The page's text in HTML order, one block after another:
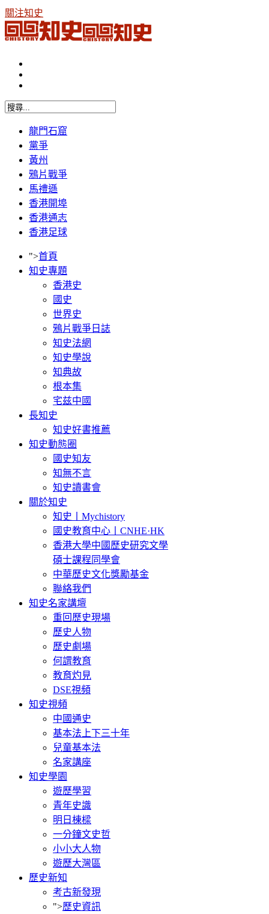
關注知史
龍門石窟
黨爭
黃州
鴉片戰爭
馬禮遜
香港開埠
香港通志
香港足球
">首頁
知史專題
香港史
國史
世界史
鴉片戰爭日誌
知史法網
知史學說
知典故
根本集
宅兹中國
長知史
知史好書推薦
知史動態圈
國史知友
知無不言
知史讀書會
關於知史
知史丨Mychistory
國史教育中心丨CNHE·HK
香港大學中國歷史研究文學
碩士課程同學會
中華歷史文化獎勵基金
聯絡我們
知史名家講壇
重回歷史現場
歷史人物
歷史劇場
何謂教育
教育灼見
DSE視頻
知史視頻
中國通史
基本法上下三十年
兒童基本法
名家講座
知史學園
遊歷學習
青年史識
明日棟樑
一分鐘文史哲
小小大人物
遊歷大灣區
歷史新知
考古新發現
">歷史資訊